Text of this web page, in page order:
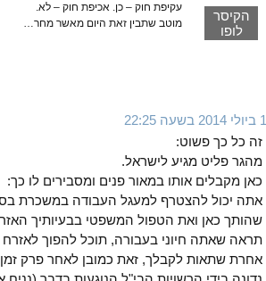
הקיסר
לופו
עקיפת חוק – כן. אכיפת חוק – לא.
מוטב שתבין זאת היום מאשר מחר…
1 ביולי 2014 בשעה 22:25
זה כל כך פשוט:
מהגר פליט מגיע לישראל.
כאן מקבלים אותו במאור פנים ומסבירים לו כך:
אתה יכול להצטרף למעגל העבודה במשכרת
שהותך כאן ואת הטפול המשפטי בבעיותיך
תראה שאתה חיוני בעבורה, תוכל להפוך
אחרת שתאות לקבלך, זאת כמובן לאחר פרק זמן